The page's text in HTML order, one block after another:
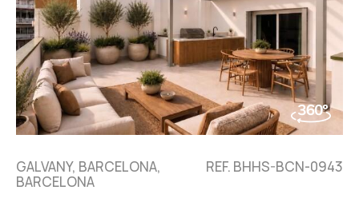
GALVANY, BARCELONA,
BARCELONA
REF. BHHS-BCN-0943